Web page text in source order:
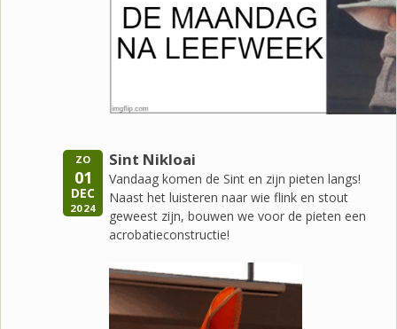
ZO
01
DEC
2024
Sint Nikloai
Vandaag komen de Sint en zijn pieten langs!
Naast het luisteren naar wie flink en stout
geweest zijn, bouwen we voor de pieten een
acrobatieconstructie!